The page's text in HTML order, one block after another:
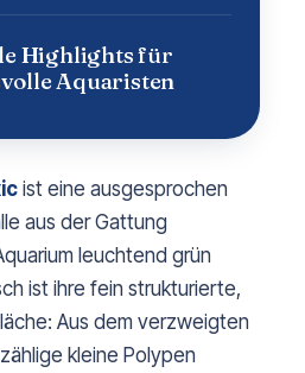
Highlights für
Aquaristen
ist eine ausgesprochen
aus der Gattung
leuchtend grün
ist ihre fein strukturierte,
Aus dem verzweigten
kleine Polypen